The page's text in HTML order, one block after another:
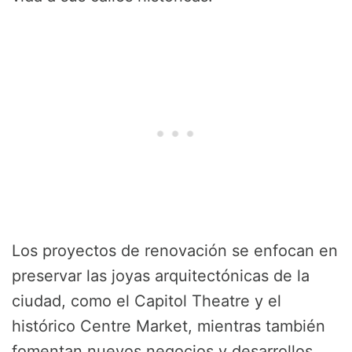
Los proyectos de renovación se enfocan en
preservar las joyas arquitectónicas de la
ciudad, como el Capitol Theatre y el
histórico Centre Market, mientras también